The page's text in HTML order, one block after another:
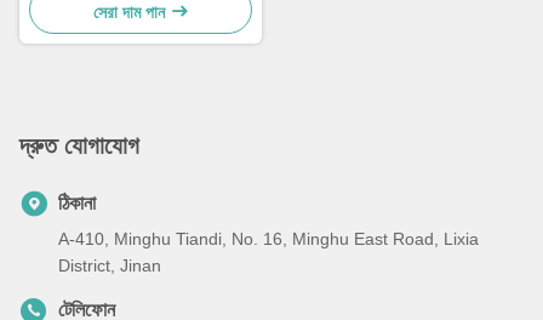
সেরা দাম পান
দ্রুত যোগাযোগ
ঠিকানা
A-410, Minghu Tiandi, No. 16, Minghu East Road, Lixia
District, Jinan
টেলিফোন